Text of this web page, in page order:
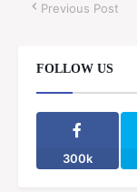
Previous Post
FOLLOW US
300k